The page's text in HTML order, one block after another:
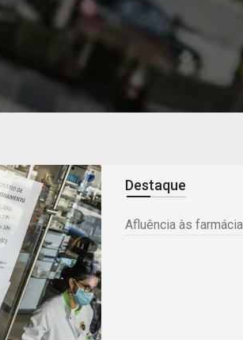
Destaque
Afluência às